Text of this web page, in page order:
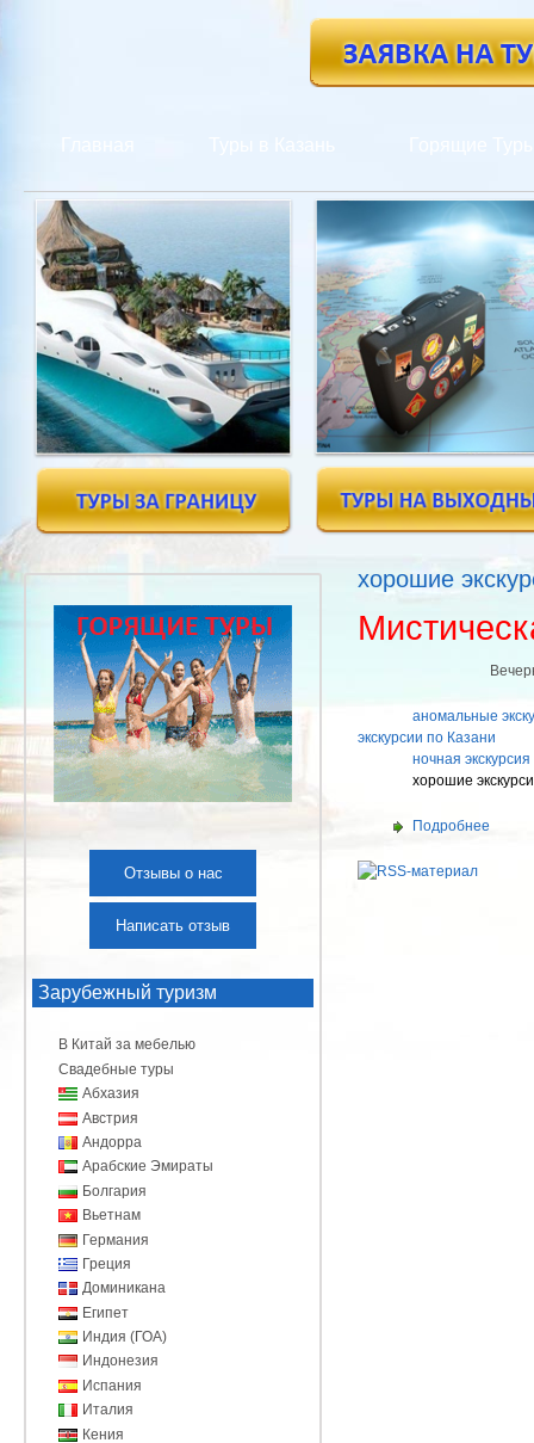
хорошие
Вечерняя
аномальные
экскурсии по Казани
ночная
хорошие
Подробнее
Отзывы о нас
Написать отзыв
Зарубежный туризм
В Китай за мебелью
Свадебные туры
Абхазия
Австрия
Андорра
Арабские Эмираты
Болгария
Вьетнам
Германия
Греция
Доминикана
Египет
Индия (ГОА)
Индонезия
Испания
Италия
Кения